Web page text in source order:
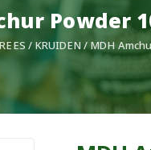
Powder
/ KRUIDEN/ MDH